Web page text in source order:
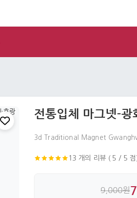
전통입체 마그넷-광
3d Traditional Magnet
13 개의 리뷰 ( 5 / 5
9,000원